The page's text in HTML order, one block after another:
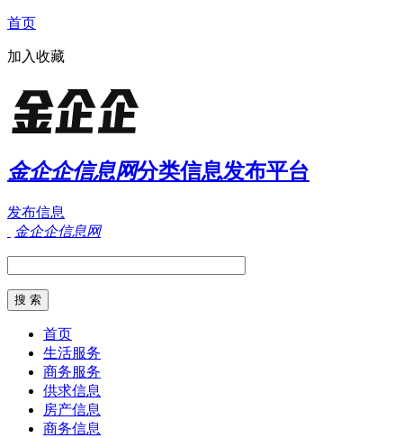
首页
加入收藏
金企企信息网分类信息发布平台
发布信息
金企企信息网
首页
生活服务
商务服务
供求信息
房产信息
商务信息